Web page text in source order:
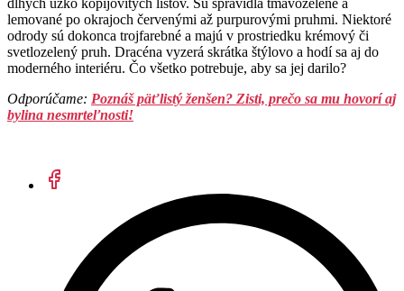
dlhých úzko kopijovitých listov. Sú spravidla tmavozelené a
lemované po okrajoch červenými až purpurovými pruhmi. Niektoré
odrody sú dokonca trojfarebné a majú v prostriedku krémový či
svetlozelený pruh. Dracéna vyzerá skrátka štýlovo a hodí sa aj do
moderného interiéru. Čo všetko potrebuje, aby sa jej darilo?
Odporúčame: Poznáš päťlistý ženšen? Zisti, prečo sa mu hovorí aj
bylina nesmrteľnosti!